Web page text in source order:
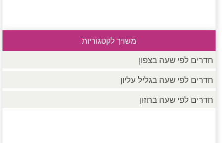
משויך לקטגוריות
חדרים לפי שעה בצפון
חדרים לפי שעה בגליל עליון
חדרים לפי שעה בחזון